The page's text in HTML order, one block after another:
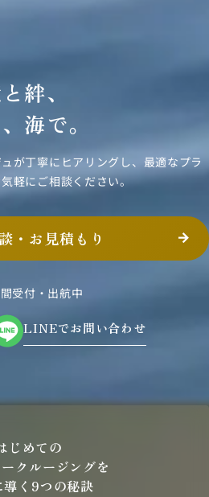
絆、
海で。
が丁寧にヒアリングし、 最適なプラ
軽にご相談ください。
・お見積もり
受付・出航中
LINEでお問い合わせ
じめての
クルージングを
導く9つの秘訣